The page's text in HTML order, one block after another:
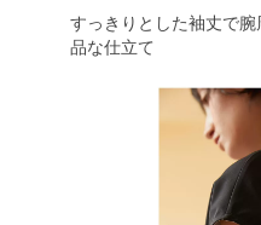
すっきりとした袖丈で
品な仕立て